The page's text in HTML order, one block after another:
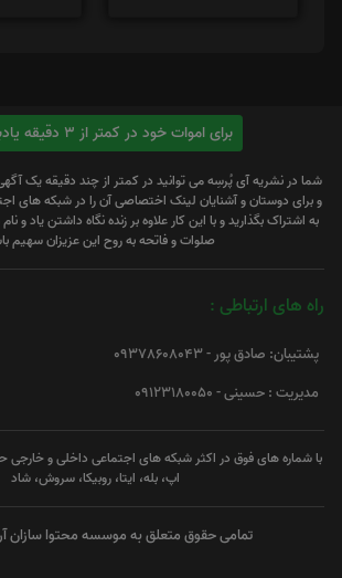
برای اموات خود در کمتر از 3 دقیقه یادبود بسازید
شما در نشریه آی پُرسِه می توانید در کمتر از چند دقیقه یک
و برای دوستان و آشنایان لینک اختصاصی آن را در شبکه های
به اشتراک بگذارید و با این کار علاوه بر زنده نگاه داشتن یاد و
صلوات و فاتحه به روح این عزیزان سهیم
راه های ارتباطی :
پشتیبان: صادق پور - 09378608043
مدیریت : حسینی - 09123180050
با شماره های فوق در اکثر شبکه های اجتماعی داخلی و خارجی
اپ، بله، ایتا، روبیکا، سروش، شاد
تمامی حقوق متعلق به موسسه محتوا سازان